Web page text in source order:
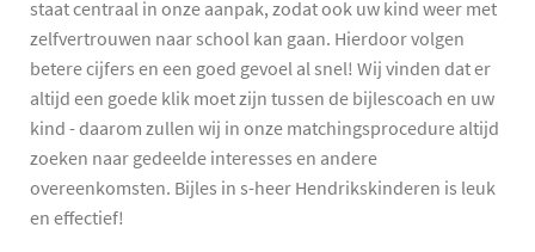
staat centraal in onze aanpak, zodat ook uw kind weer met
zelfvertrouwen naar school kan gaan. Hierdoor volgen
betere cijfers en een goed gevoel al snel! Wij vinden dat er
altijd een goede klik moet zijn tussen de bijlescoach en uw
kind - daarom zullen wij in onze matchingsprocedure altijd
zoeken naar gedeelde interesses en andere
overeenkomsten. Bijles in s-heer Hendrikskinderen is leuk
en effectief!